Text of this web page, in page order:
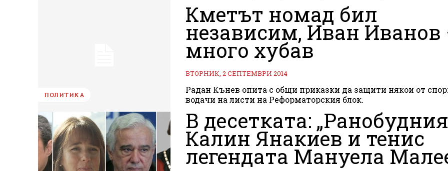
ПОЛИТИКА
Кметът номад бил
независим, Иван Иванов
много хубав
ВТОРНИК, 2 СЕПТЕМВРИ 2014
Радан Кънев опита с общи приказки да защити някои от
водачи на листи на Реформаторския блок.
В десетката:
Калин Янакиев и тенис
легендата Мануела